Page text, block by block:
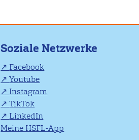
Soziale Netzwerke
Facebook
Youtube
Instagram
TikTok
LinkedIn
Meine HSFL-App